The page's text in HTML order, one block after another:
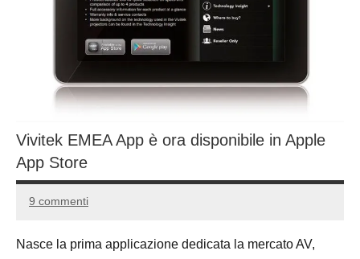
Vivitek EMEA App è ora disponibile in Apple
App Store
27
2015
Andrea
9 commenti
Nasce la prima applicazione dedicata la mercato AV,